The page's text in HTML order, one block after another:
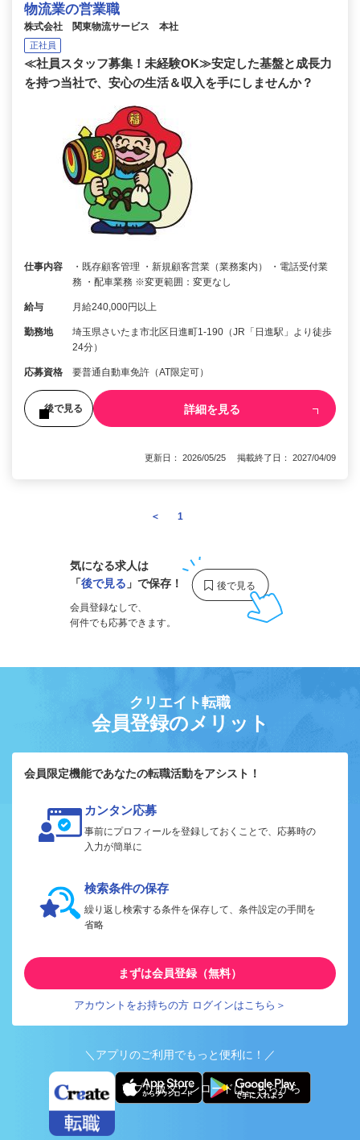
物流業の営業職
株式会社 関東物流サービス 本社
正社員
≪社員スタッフ募集！未経験OK≫安定した基盤と成長力
を持つ当社で、安心の生活＆収入を手にしませんか？
仕事内容
・既存顧客管理 ・新規顧客営業（業務案内） ・電話受付業
務 ・配車業務 ※変更範囲：変更なし
給与 月給240,000円以上
勤務地
埼玉県さいたま市北区日進町1-190（JR「日進駅」より徒歩
24分）
応募資格 要普通自動車免許（AT限定可）
後で見る 詳細を見る
更新日： 2026/05/25 掲載終了日： 2027/04/09
＜ 1
気になる求人は
「後で見る 」で保存！
会員登録なしで、
何件でも応募できます。
クリエイト転職
会員登録のメリット
会員限定機能であなたの転職活動をアシスト！
カンタン応募
事前にプロフィールを登録しておくことで、応募時の
入力が簡単に
検索条件の保存
繰り返し検索する条件を保存して、条件設定の手間を
省略
まずは会員登録（無料）
アカウントをお持ちの方 ログインはこちら＞
＼アプリのご利用でもっと便利に！／
アプリ版ダウンロードはこちらから